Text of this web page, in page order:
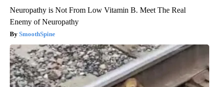
Neuropathy is Not From Low Vitamin B. Meet The Real
Enemy of Neuropathy
SmoothSpine